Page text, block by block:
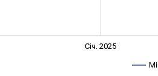
Січ. 2025